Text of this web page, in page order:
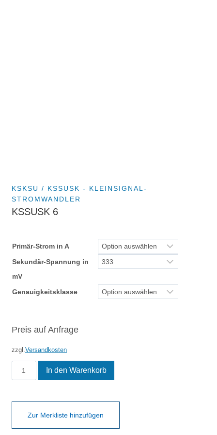
KSKSU / KSSUSK - KLEINSIGNAL-
STROMWANDLER
KSSUSK 6
Primär-Strom in A
Sekundär-Spannung in
mV
Genauigkeitsklasse
Preis auf Anfrage
zzgl.Versandkosten
In den Warenkorb
Zur Merkliste hinzufügen